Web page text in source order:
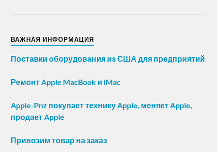
ВАЖНАЯ ИНФОРМАЦИЯ
Поставки оборудования из США для предприятий
Ремонт Apple MacBook и iMac
Apple-Pnz покупает технику Apple, меняет Apple,
продает Apple
Привозим товар на заказ